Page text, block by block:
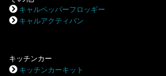
キャルペッパーフロッギー
キャルアクティバン
キッチンカー
キッチンカーキット